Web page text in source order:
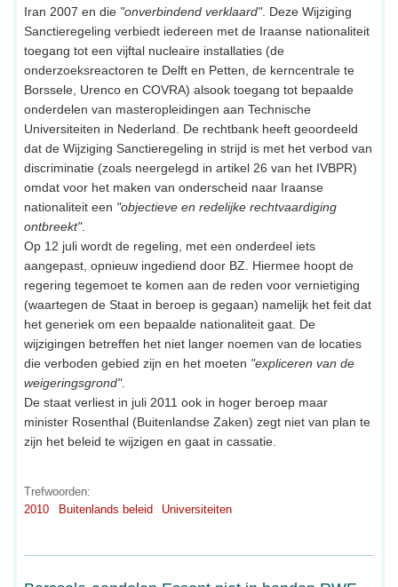
Iran 2007 en die "onverbindend verklaard". Deze Wijziging
Sanctieregeling verbiedt iedereen met de Iraanse nationaliteit
toegang tot een vijftal nucleaire installaties (de
onderzoeksreactoren te Delft en Petten, de kerncentrale te
Borssele, Urenco en COVRA) alsook toegang tot bepaalde
onderdelen van masteropleidingen aan Technische
Universiteiten in Nederland. De rechtbank heeft geoordeeld
dat de Wijziging Sanctieregeling in strijd is met het verbod van
discriminatie (zoals neergelegd in artikel 26 van het IVBPR)
omdat voor het maken van onderscheid naar Iraanse
nationaliteit een "objectieve en redelijke rechtvaardiging
ontbreekt".
Op 12 juli wordt de regeling, met een onderdeel iets
aangepast, opnieuw ingediend door BZ. Hiermee hoopt de
regering tegemoet te komen aan de reden voor vernietiging
(waartegen de Staat in beroep is gegaan) namelijk het feit dat
het generiek om een bepaalde nationaliteit gaat. De
wijzigingen betreffen het niet langer noemen van de locaties
die verboden gebied zijn en het moeten "expliceren van de
weigeringsgrond".
De staat verliest in juli 2011 ook in hoger beroep maar
minister Rosenthal (Buitenlandse Zaken) zegt niet van plan te
zijn het beleid te wijzigen en gaat in cassatie.
Trefwoorden:
2010
Buitenlands beleid Universiteiten